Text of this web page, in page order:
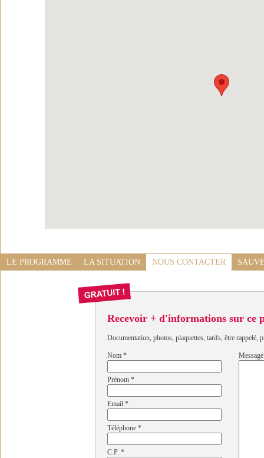
LE PROGRAMME LA SITUATION NOUS CONTACTER
Recevoir + d'informations sur ce
Documentation, photos, plaquettes, tarifs, être rappelé,
Nom *
Prénom *
Email *
Téléphone *
C.P. *
Message